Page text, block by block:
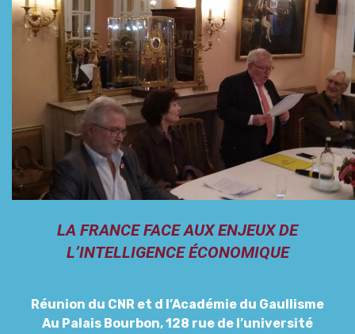
LA FRANCE FACEAUXENJEUX DE
L’INTELLIGENCEÉCONOMIQUE
Réunion du CNR et d l’Académie du Gaullisme
Au Palais Bourbon, 128 rue de l’université